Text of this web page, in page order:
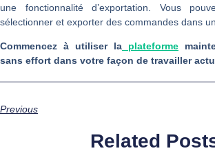
une fonctionnalité d’exportation. Vous
sélectionner et exporter des commandes dans
Commencez à utiliser la plateforme
sans effort dans votre façon de travailler
Previous
Related